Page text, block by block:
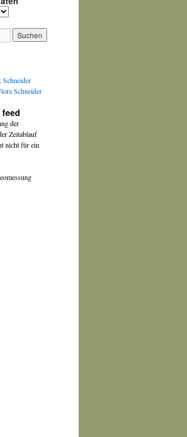
Schneider
Schneider
feed
der
Zeitablauf
nicht für ein